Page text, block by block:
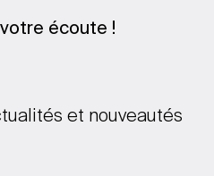
écoute !
et nouveautés